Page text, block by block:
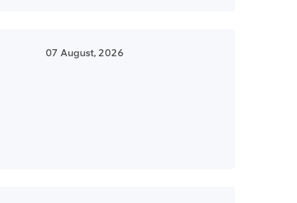
07 August, 2026